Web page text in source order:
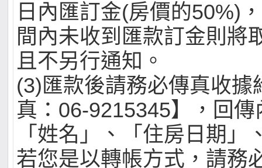
日內匯訂金(房價的50%)
間內未收到匯款訂金則將
且不另行通知。
(3)匯款後請務必傳真收據
真：06-9215345】，回
「姓名」、「住房日期」
若您是以轉帳方式，請務